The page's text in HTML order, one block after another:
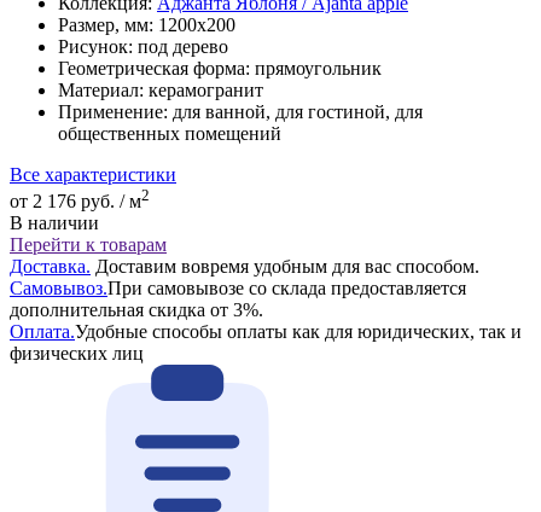
Размер, мм: 1200x200
Рисунок: под дерево
Геометрическая форма: прямоугольник
Материал: керамогранит
Применение: для ванной, для гостиной, для
общественных помещений
Все характеристики
от 2 176 руб. / м2
В наличии
Перейти к товарам
Доставка. Доставим вовремя удобным для вас способом.
Самовывоз.При самовывозе со склада предоставляется
дополнительная скидка от 3%.
Оплата.Удобные способы оплаты как для юридических, так и
физических лиц